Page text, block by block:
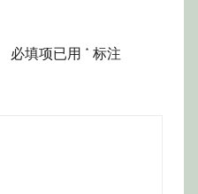
必填项已用 * 标注